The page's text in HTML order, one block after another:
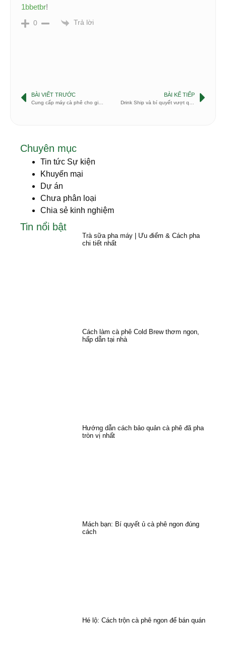
1bbetbr!
0 Trả lời
BÀI VIẾT TRƯỚC BÀI KẾ TIẾP
Chuyên mục
Tin tức Sự kiện
Khuyến mại
Dự án
Chưa phân loại
Chia sẻ kinh nghiệm
Tin nổi bật
Trà sữa pha máy | Ưu điểm & Cách pha
chi tiết nhất
Cách làm cà phê Cold Brew thơm ngon,
hấp dẫn tại nhà
Hướng dẫn cách bảo quản cà phê đã pha
tròn vị nhất
Mách bạn: Bí quyết ủ cà phê ngon đúng
cách
Hé lộ: Cách trộn cà phê ngon để bán quán